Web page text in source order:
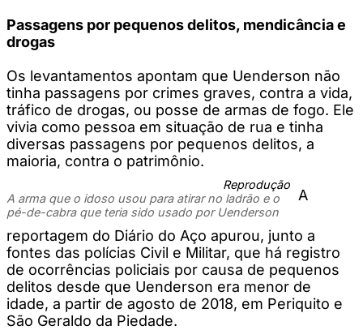
Passagens por pequenos delitos, mendicância e
drogas
Os levantamentos apontam que Uenderson não
tinha passagens por crimes graves, contra a vida,
tráfico de drogas, ou posse de armas de fogo. Ele
vivia como pessoa em situação de rua e tinha
diversas passagens por pequenos delitos, a
maioria, contra o patrimônio.
Reprodução
A arma que o idoso usou para atirar no ladrão e o
pé-de-cabra que teria sido usado por Uenderson
A
reportagem do Diário do Aço apurou, junto a
fontes das polícias Civil e Militar, que há registro
de ocorrências policiais por causa de pequenos
delitos desde que Uenderson era menor de
idade, a partir de agosto de 2018, em Periquito e
São Geraldo da Piedade.